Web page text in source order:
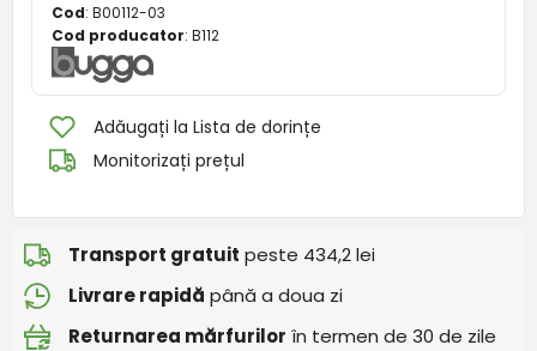
Cod: B00112-03
Cod producator: B112
Adăugați la Lista de dorințe
Monitorizați prețul
Transport gratuit peste 434,2 lei
Livrare rapidă până a doua zi
Returnarea mărfurilor în termen de 30 de zile